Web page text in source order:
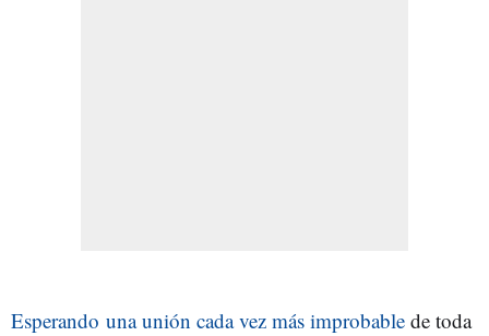
Esperando una unión cada vez más improbable de toda